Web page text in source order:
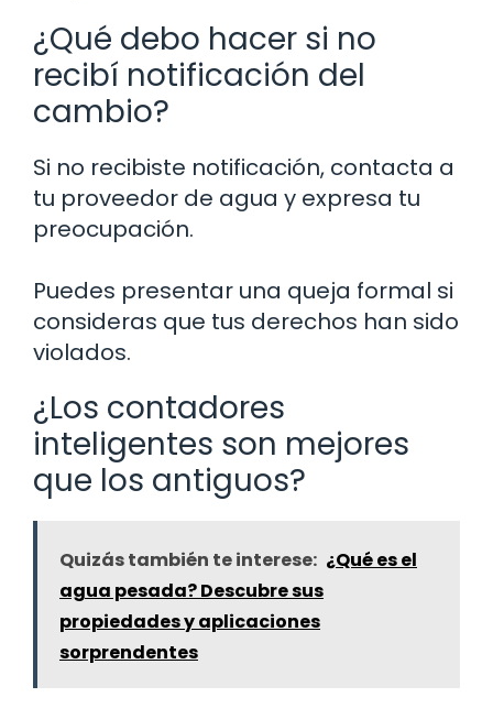
¿Qué debo hacer si no
recibí notificación del
cambio?
Si no recibiste notificación, contacta a
tu proveedor de agua y expresa tu
preocupación.
Puedes presentar una queja formal si
consideras que tus derechos han sido
violados.
¿Los contadores
inteligentes son mejores
que los antiguos?
Quizás también te interese: ¿Qué es el
agua pesada? Descubre sus
propiedades y aplicaciones
sorprendentes